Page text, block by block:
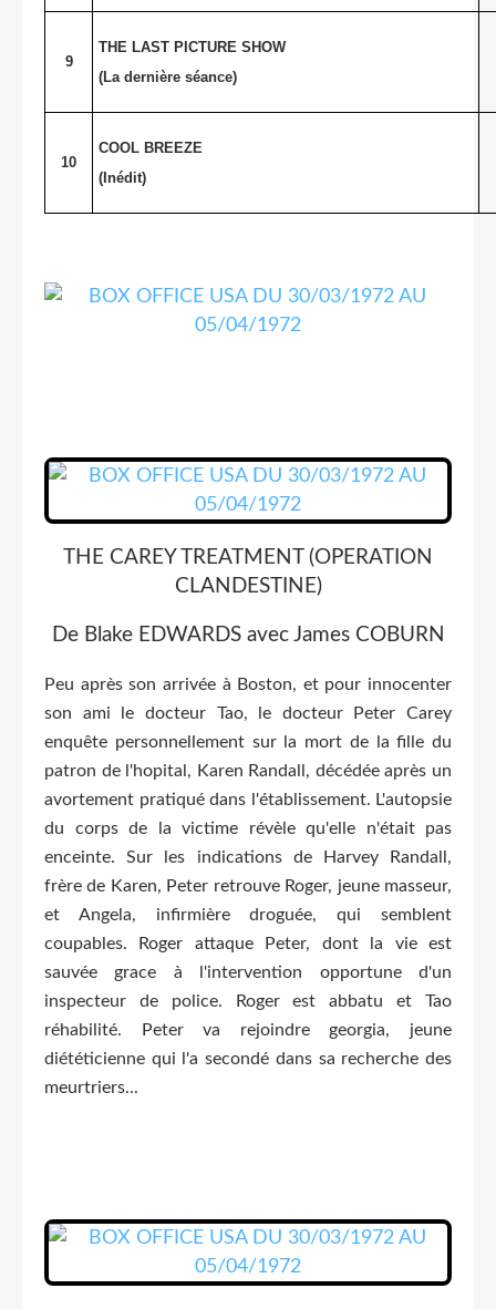
9
THE LAST PICTURE SHOW
(La dernière séance)
10
COOL BREEZE
(Inédit)
THE CAREY TREATMENT (OPERATION
CLANDESTINE)
De Blake EDWARDS avec James COBURN
Peu après son arrivée à Boston, et pour innocenter
son ami le docteur Tao, le docteur Peter Carey
enquête personnellement sur la mort de la fille du
patron de l'hopital, Karen Randall, décédée après un
avortement pratiqué dans l'établissement. L'autopsie
du corps de la victime révèle qu'elle n'était pas
enceinte. Sur les indications de Harvey Randall,
frère de Karen, Peter retrouve Roger, jeune masseur,
et Angela, infirmière droguée, qui semblent
coupables. Roger attaque Peter, dont la vie est
sauvée grace à l'intervention opportune d'un
inspecteur de police. Roger est abbatu et Tao
réhabilité. Peter va rejoindre georgia, jeune
diététicienne qui l'a secondé dans sa recherche des
meurtriers...